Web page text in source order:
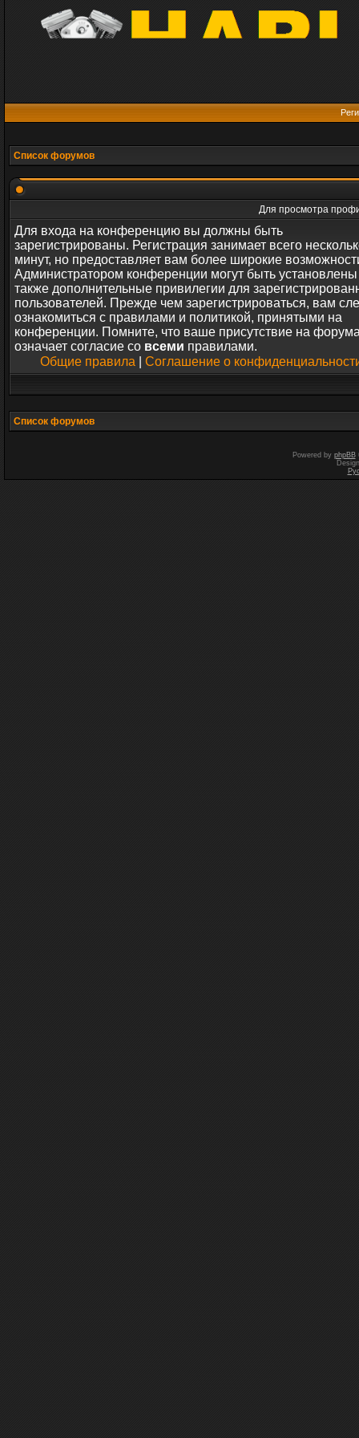
Список форумов
Для просмотра
Для входа на конференцию вы должны быть
зарегистрированы. Регистрация занимает всего
минут, но предоставляет вам более широкие
Администратором конференции могут быть установлены
также дополнительные привилегии для
пользователей. Прежде чем зарегистрироваться, вам
ознакомиться с правилами и политикой, принятыми на
конференции. Помните, что ваше присутствие на
означает согласие со всеми правилами.
Общие правила
Соглашение о
Список форумов
Powered by phpBB